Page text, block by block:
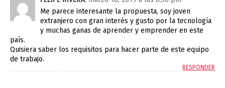
Me parece interesante la propuesta, soy joven
extranjero con gran interés y gusto por la tecnología
y muchas ganas de aprender y emprender en este
país.
Quisiera saber los requisitos para hacer parte de este equipo
de trabajo.
RESPONDER